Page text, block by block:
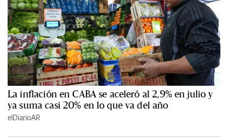
La inflación en CABA se aceleró al 2,9% en julio y
ya suma casi 20% en lo que va del año
elDiarioAR